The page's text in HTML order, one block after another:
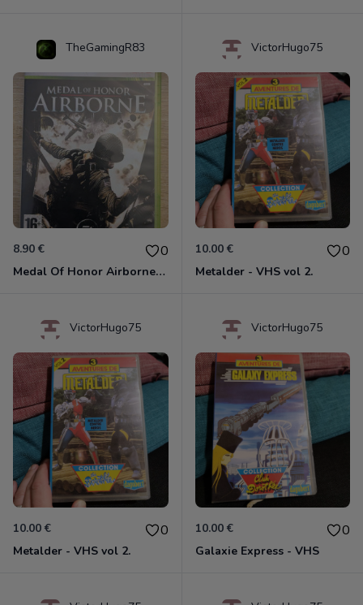
TheGamingR83
8.90 € 0
Medal Of Honor Airborne Xbox 360
VictorHugo75
10.00 € 0
Metalder - VHS vol 2.
VictorHugo75
10.00 € 0
Metalder - VHS vol 2.
VictorHugo75
10.00 € 0
Galaxie Express - VHS